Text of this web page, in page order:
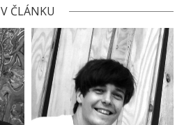
V ČLÁNKU